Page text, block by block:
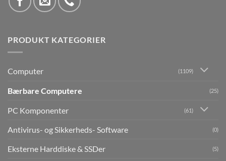
PRODUKT KATEGORIER
Computer (1109)
Bærbare Computere (25)
PC Komponenter (61)
Antivirus- og Sikkerheds- Software (0)
Eksterne Harddiske & SSDer (5)